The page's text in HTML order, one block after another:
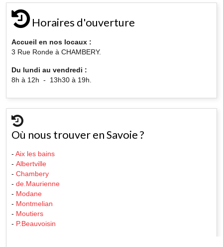
Horaires d'ouverture
Accueil en nos locaux :
3 Rue Ronde à CHAMBERY.
Du lundi au vendredi :
8h à 12h - 13h30 à 19h.
Où nous trouver en Savoie ?
- Aix les bains
- Albertville
- Chambery
- de.Maurienne
- Modane
- Montmelian
- Moutiers
- P.Beauvoisin